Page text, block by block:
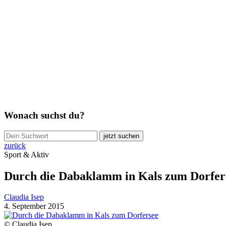
Wonach suchst du?
jetzt suchen
zurück
Sport & Aktiv
Durch die Dabaklamm in Kals zum
Claudia Isep
4. September 2015